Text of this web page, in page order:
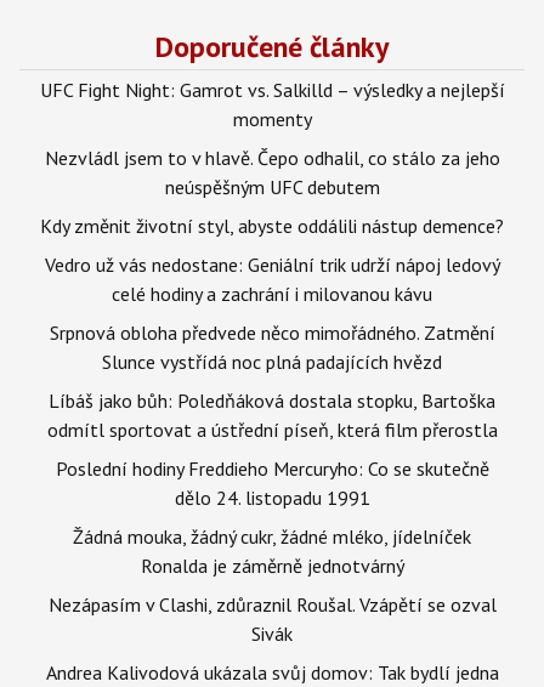
Doporučené články
UFC Fight Night: Gamrot vs. Salkilld – výsledky a nejlepší
momenty
Nezvládl jsem to v hlavě. Čepo odhalil, co stálo za jeho
neúspěšným UFC debutem
Kdy změnit životní styl, abyste oddálili nástup demence?
Vedro už vás nedostane: Geniální trik udrží nápoj ledový
celé hodiny a zachrání i milovanou kávu
Srpnová obloha předvede něco mimořádného. Zatmění
Slunce vystřídá noc plná padajících hvězd
Líbáš jako bůh: Poledňáková dostala stopku, Bartoška
odmítl sportovat a ústřední píseň, která film přerostla
Poslední hodiny Freddieho Mercuryho: Co se skutečně
dělo 24. listopadu 1991
Žádná mouka, žádný cukr, žádné mléko, jídelníček
Ronalda je záměrně jednotvárný
Nezápasím v Clashi, zdůraznil Roušal. Vzápětí se ozval
Sivák
Andrea Kalivodová ukázala svůj domov: Tak bydlí jedna